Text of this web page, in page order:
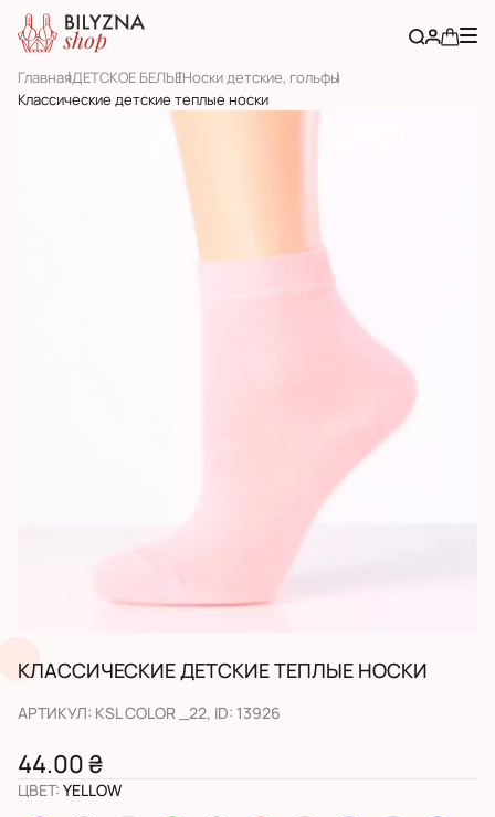
ГлавнаяДЕТСКОЕ БЕЛЬЕНоски детские, гольфы
Классические детские теплые носки
КЛАССИЧЕСКИЕ ДЕТСКИЕ ТЕПЛЫЕ НОСКИ
АРТИКУЛ: KSL COLOR _22, ID: 13926
44.00 ₴
ЦВЕТ: YELLOW